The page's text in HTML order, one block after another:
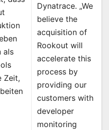
als
Zeit,
Dynatrace. „We
believe the
acquisition of
Rookout will
accelerate this
process by
providing our
customers with
developer
monitoring